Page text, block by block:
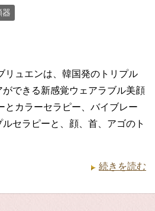
器
リュエンは、韓国発のトリプル
できる新感覚ウェアラブル美顔
とカラーセラピー、バイブレー
セラピーと、顔、首、アゴのト
続きを読む